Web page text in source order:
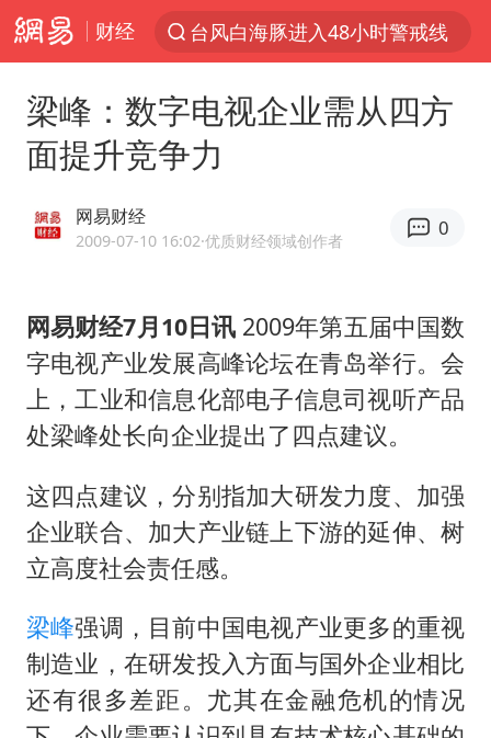
财经
以“新”破局 首发经济点亮城市消费活力
宇树科技发行价格150.80元/股
贵州轮胎子公司获美国退税8136万
台风白海豚影响中国已成定局
扎哈罗娃批广岛市长不提美国原子弹
27岁女子成组织卖淫集团主犯被通缉
我国编制完成新版全月地质图
U17国足1分钟轰2球
女子利用漏洞0元薅走3000多件家电
24小时不关空调 电费会更低吗
东方甄选被判赔偿江小白30万元
村民谈“梅姨”：叫的其实是“媒姨”
梁峰：数字电视企业需从四方
面提升竞争力
网易财经
2009-07-10 16:02·优质财经领域创作者
0
网易财经7月10日讯 2009年第五届中国数
字电视产业发展高峰论坛在青岛举行。会
上，工业和信息化部电子信息司视听产品
处梁峰处长向企业提出了四点建议。
这四点建议，分别指加大研发力度、加强
企业联合、加大产业链上下游的延伸、树
立高度社会责任感。
梁峰强调，目前中国电视产业更多的重视
制造业，在研发投入方面与国外企业相比
还有很多差距。尤其在金融危机的情况